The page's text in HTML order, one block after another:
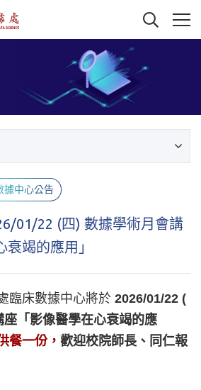
據中心公告
01/22 (四) 數據學術月會講
竭的應用」
臨床數據中心將於 2026/01/22 (
座「影像醫學在心衰竭的應
餐一份， 歡迎校院師長、同仁報